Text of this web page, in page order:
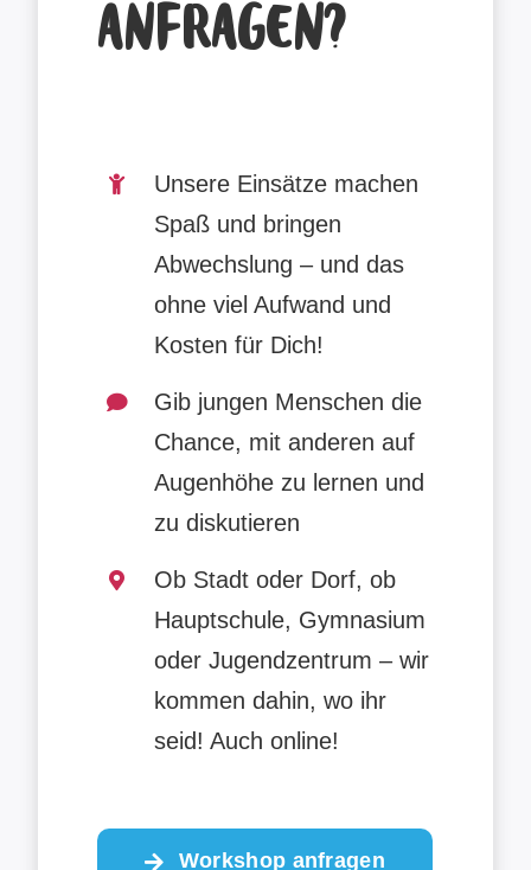
ANFRAGEN?
Unsere Einsätze machen
Spaß und bringen
Abwechslung – und das
ohne viel Aufwand und
Kosten für Dich!
Gib jungen Menschen die
Chance, mit anderen auf
Augenhöhe zu lernen und
zu diskutieren
Ob Stadt oder Dorf, ob
Hauptschule, Gymnasium
oder Jugendzentrum – wir
kommen dahin, wo ihr
seid! Auch online!
Workshop anfragen